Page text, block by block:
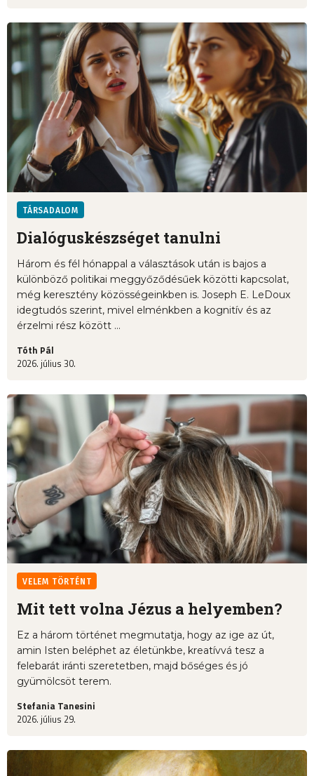
TÁRSADALOM
Dialóguskészséget tanulni
Három és fél hónappal a választások után is bajos a
különböző politikai meggyőződésűek közötti kapcsolat,
még keresztény közösségeinkben is. Joseph E. LeDoux
idegtudós szerint, mivel elménkben a kognitív és az
érzelmi rész között ...
Tóth Pál
2026. július 30.
VELEM TÖRTÉNT
Mit tett volna Jézus a helyemben?
Ez a három történet megmutatja, hogy az ige az út,
amin Isten beléphet az életünkbe, kreatívvá tesz a
felebarát iránti szeretetben, majd bőséges és jó
gyümölcsöt terem.
Stefania Tanesini
2026. július 29.